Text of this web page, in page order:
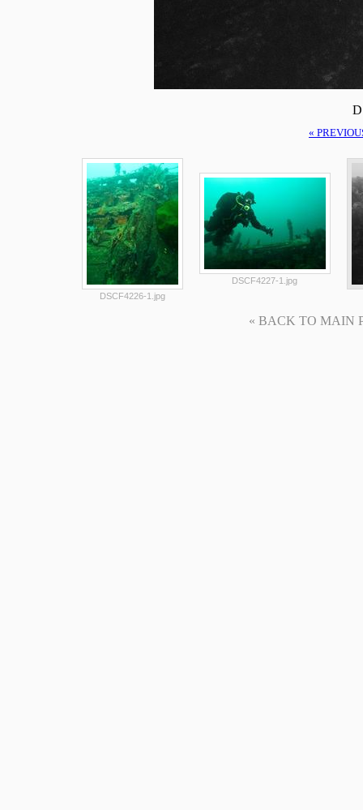
«
DSCF4226-1.jpg
DSCF4227-1.jpg
« BACK TO MAIN